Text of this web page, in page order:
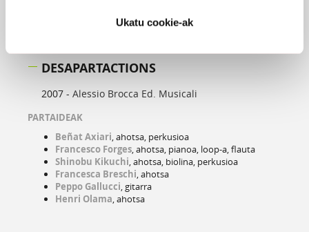
Ukatu cookie-ak
DESAPARTACTIONS
2007 - Alessio Brocca Ed. Musicali
PARTAIDEAK
Beñat Axiari, ahotsa, perkusioa
Francesco Forges, ahotsa, pianoa, loop-a, flauta
Shinobu Kikuchi, ahotsa, biolina, perkusioa
Francesca Breschi, ahotsa
Peppo Gallucci, gitarra
Henri Olama, ahotsa